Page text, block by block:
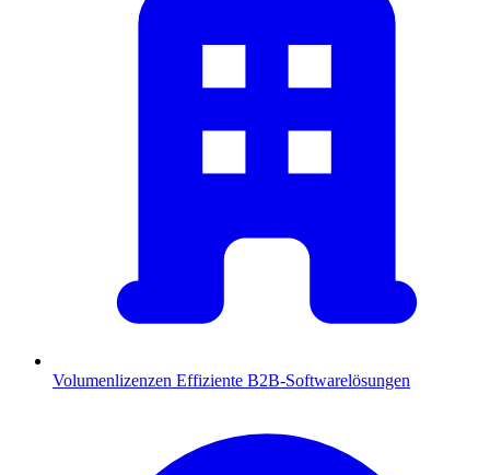
Volumenlizenzen Effiziente B2B-Softwarelösungen